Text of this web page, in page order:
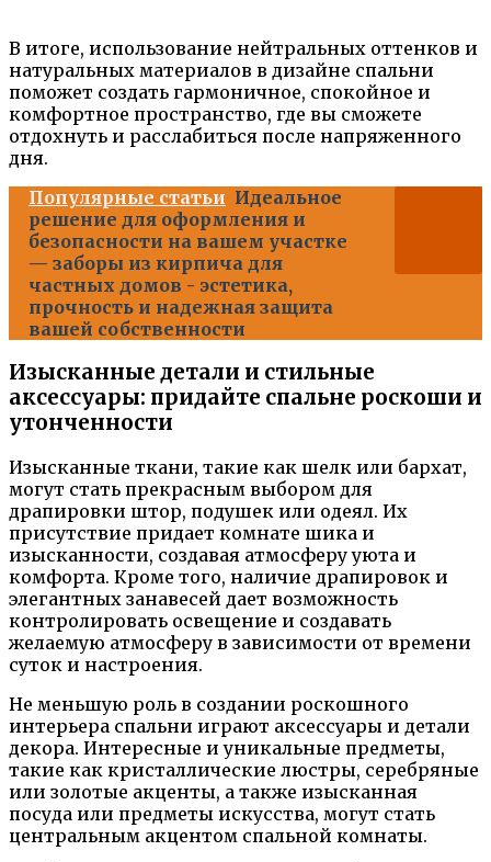
В итоге, использование нейтральных оттенков и
натуральных материалов в дизайне спальни
поможет создать гармоничное, спокойное и
комфортное пространство, где вы сможете
отдохнуть и расслабиться после напряженного
дня.
Популярные статьи Идеальное
решение для оформления и
безопасности на вашем участке
— заборы из кирпича для
частных домов - эстетика,
прочность и надежная защита
вашей собственности
Изысканные детали и стильные
аксессуары: придайте спальне роскоши и
утонченности
Изысканные ткани, такие как шелк или бархат,
могут стать прекрасным выбором для
драпировки штор, подушек или одеял. Их
присутствие придает комнате шика и
изысканности, создавая атмосферу уюта и
комфорта. Кроме того, наличие драпировок и
элегантных занавесей дает возможность
контролировать освещение и создавать
желаемую атмосферу в зависимости от времени
суток и настроения.
Не меньшую роль в создании роскошного
интерьера спальни играют аксессуары и детали
декора. Интересные и уникальные предметы,
такие как кристаллические люстры, серебряные
или золотые акценты, а также изысканная
посуда или предметы искусства, могут стать
центральным акцентом спальной комнаты.